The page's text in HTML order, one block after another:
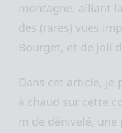
montagne, alliant
des (rares) vues
Bourget, et de joli
Dans cet article, je
à chaud sur cette
m de dénivelé,